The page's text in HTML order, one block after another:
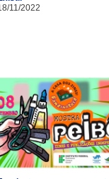
11/2022